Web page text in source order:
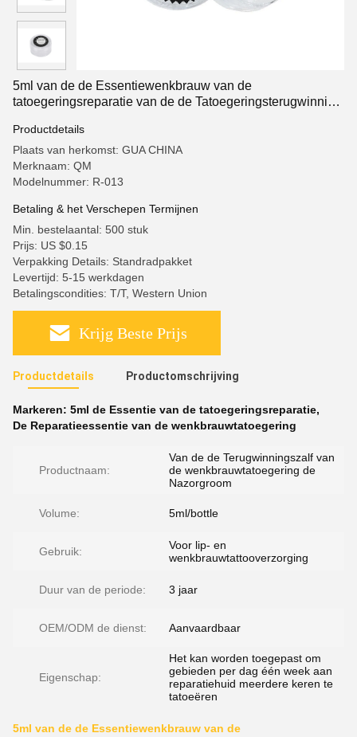
5ml van de de Essentiewenkbrauw van de
tatoegeringsreparatie van de de Tatoegeringsterugwinning
Productdetails
Plaats van herkomst: GUA CHINA
Merknaam: QM
Modelnummer: R-013
Betaling & het Verschepen Termijnen
Min. bestelaantal: 500 stuk
Prijs: US $0.15
Verpakking Details: Standradpakket
Levertijd: 5-15 werkdagen
Betalingscondities: T/T, Western Union
Krijg Beste Prijs
Productdetails Productomschrijving
Markeren: 5ml de Essentie van de tatoegeringsreparatie,
De Reparatieessentie van de wenkbrauwtatoegering
Productnaam:
Van de de Terugwinningszalf van
de wenkbrauwtatoegering de
Nazorgroom
Volume: 5ml/bottle
Gebruik:
Voor lip- en
wenkbrauwtattooverzorging
Duur van de periode: 3 jaar
OEM/ODM de dienst: Aanvaardbaar
Eigenschap:
Het kan worden toegepast om
gebieden per dag één week aan
reparatiehuid meerdere keren te
tatoeëren
5ml van de de Essentiewenkbrauw van de